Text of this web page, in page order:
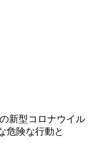
新型コロナウイル
危険な行動と